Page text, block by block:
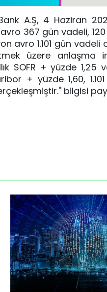
A.Ş, 4 Haziran
367 gün vadeli,
avro 1.101 gün vadeli
üzere anlaşma
SOFR + yüzde 1,25
+ yüzde 1,60,
bilgisi